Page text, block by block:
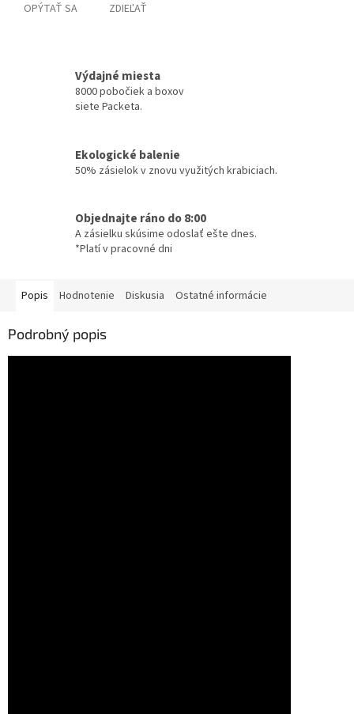
OPÝTAŤ SA ZDIEĽAŤ
Výdajné miesta
8000 pobočiek a boxov
siete Packeta.
Ekologické balenie
50% zásielok v znovu využitých krabiciach.
Objednajte ráno do 8:00
A zásielku skúsime odoslať ešte dnes.
*Platí v pracovné dni
Popis Hodnotenie Diskusia Ostatné informácie
Podrobný popis